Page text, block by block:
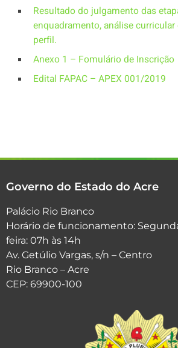
Resultado do julgamento das
enquadramento, análise curricular
perfil.
Anexo 1 – Fomulário de Inscrição
Edital FAPAC – APEX 001/2019
Governo do Estado do Acre
Palácio Rio Branco
Horário de funcionamento:
feira: 07h às 14h
Av. Getúlio Vargas, s/n – Centro
Rio Branco – Acre
CEP: 69900-100